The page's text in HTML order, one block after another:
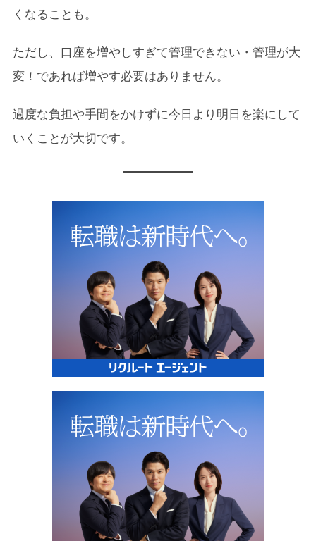
くなることも。
ただし、口座を増やしすぎて管理できない・管理が大
変！であれば増やす必要はありません。
過度な負担や手間をかけずに今日より明日を楽にして
いくことが大切です。